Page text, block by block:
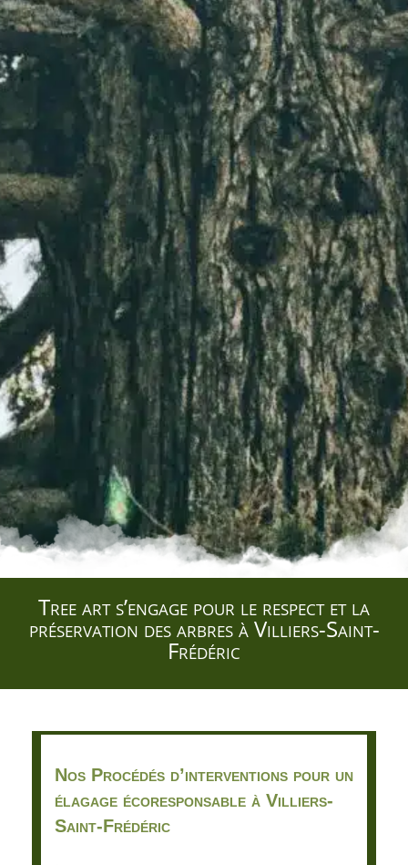
Tree art s’engage pour le respect et la
préservation des arbres à Villiers-Saint-
Frédéric
Nos Procédés d’interventions pour un
élagage écoresponsable à Villiers-
Saint-Frédéric